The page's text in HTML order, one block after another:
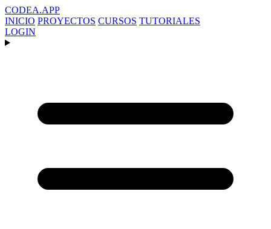
CODEA.APP
INICIO PROYECTOS CURSOS TUTORIALES
LOGIN